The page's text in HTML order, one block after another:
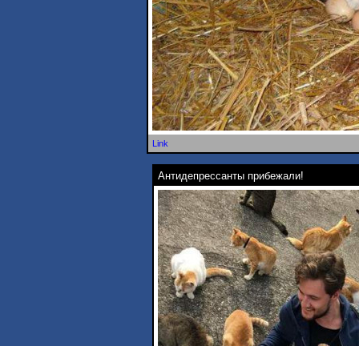
Link
Антидепрессанты прибежали!